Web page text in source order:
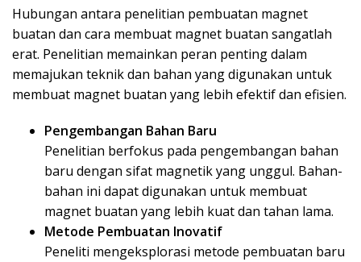
Hubungan antara penelitian pembuatan magnet
buatan dan cara membuat magnet buatan sangatlah
erat. Penelitian memainkan peran penting dalam
memajukan teknik dan bahan yang digunakan untuk
membuat magnet buatan yang lebih efektif dan efisien.
Pengembangan Bahan Baru
Penelitian berfokus pada pengembangan bahan
baru dengan sifat magnetik yang unggul. Bahan-
bahan ini dapat digunakan untuk membuat
magnet buatan yang lebih kuat dan tahan lama.
Metode Pembuatan Inovatif
Peneliti mengeksplorasi metode pembuatan baru